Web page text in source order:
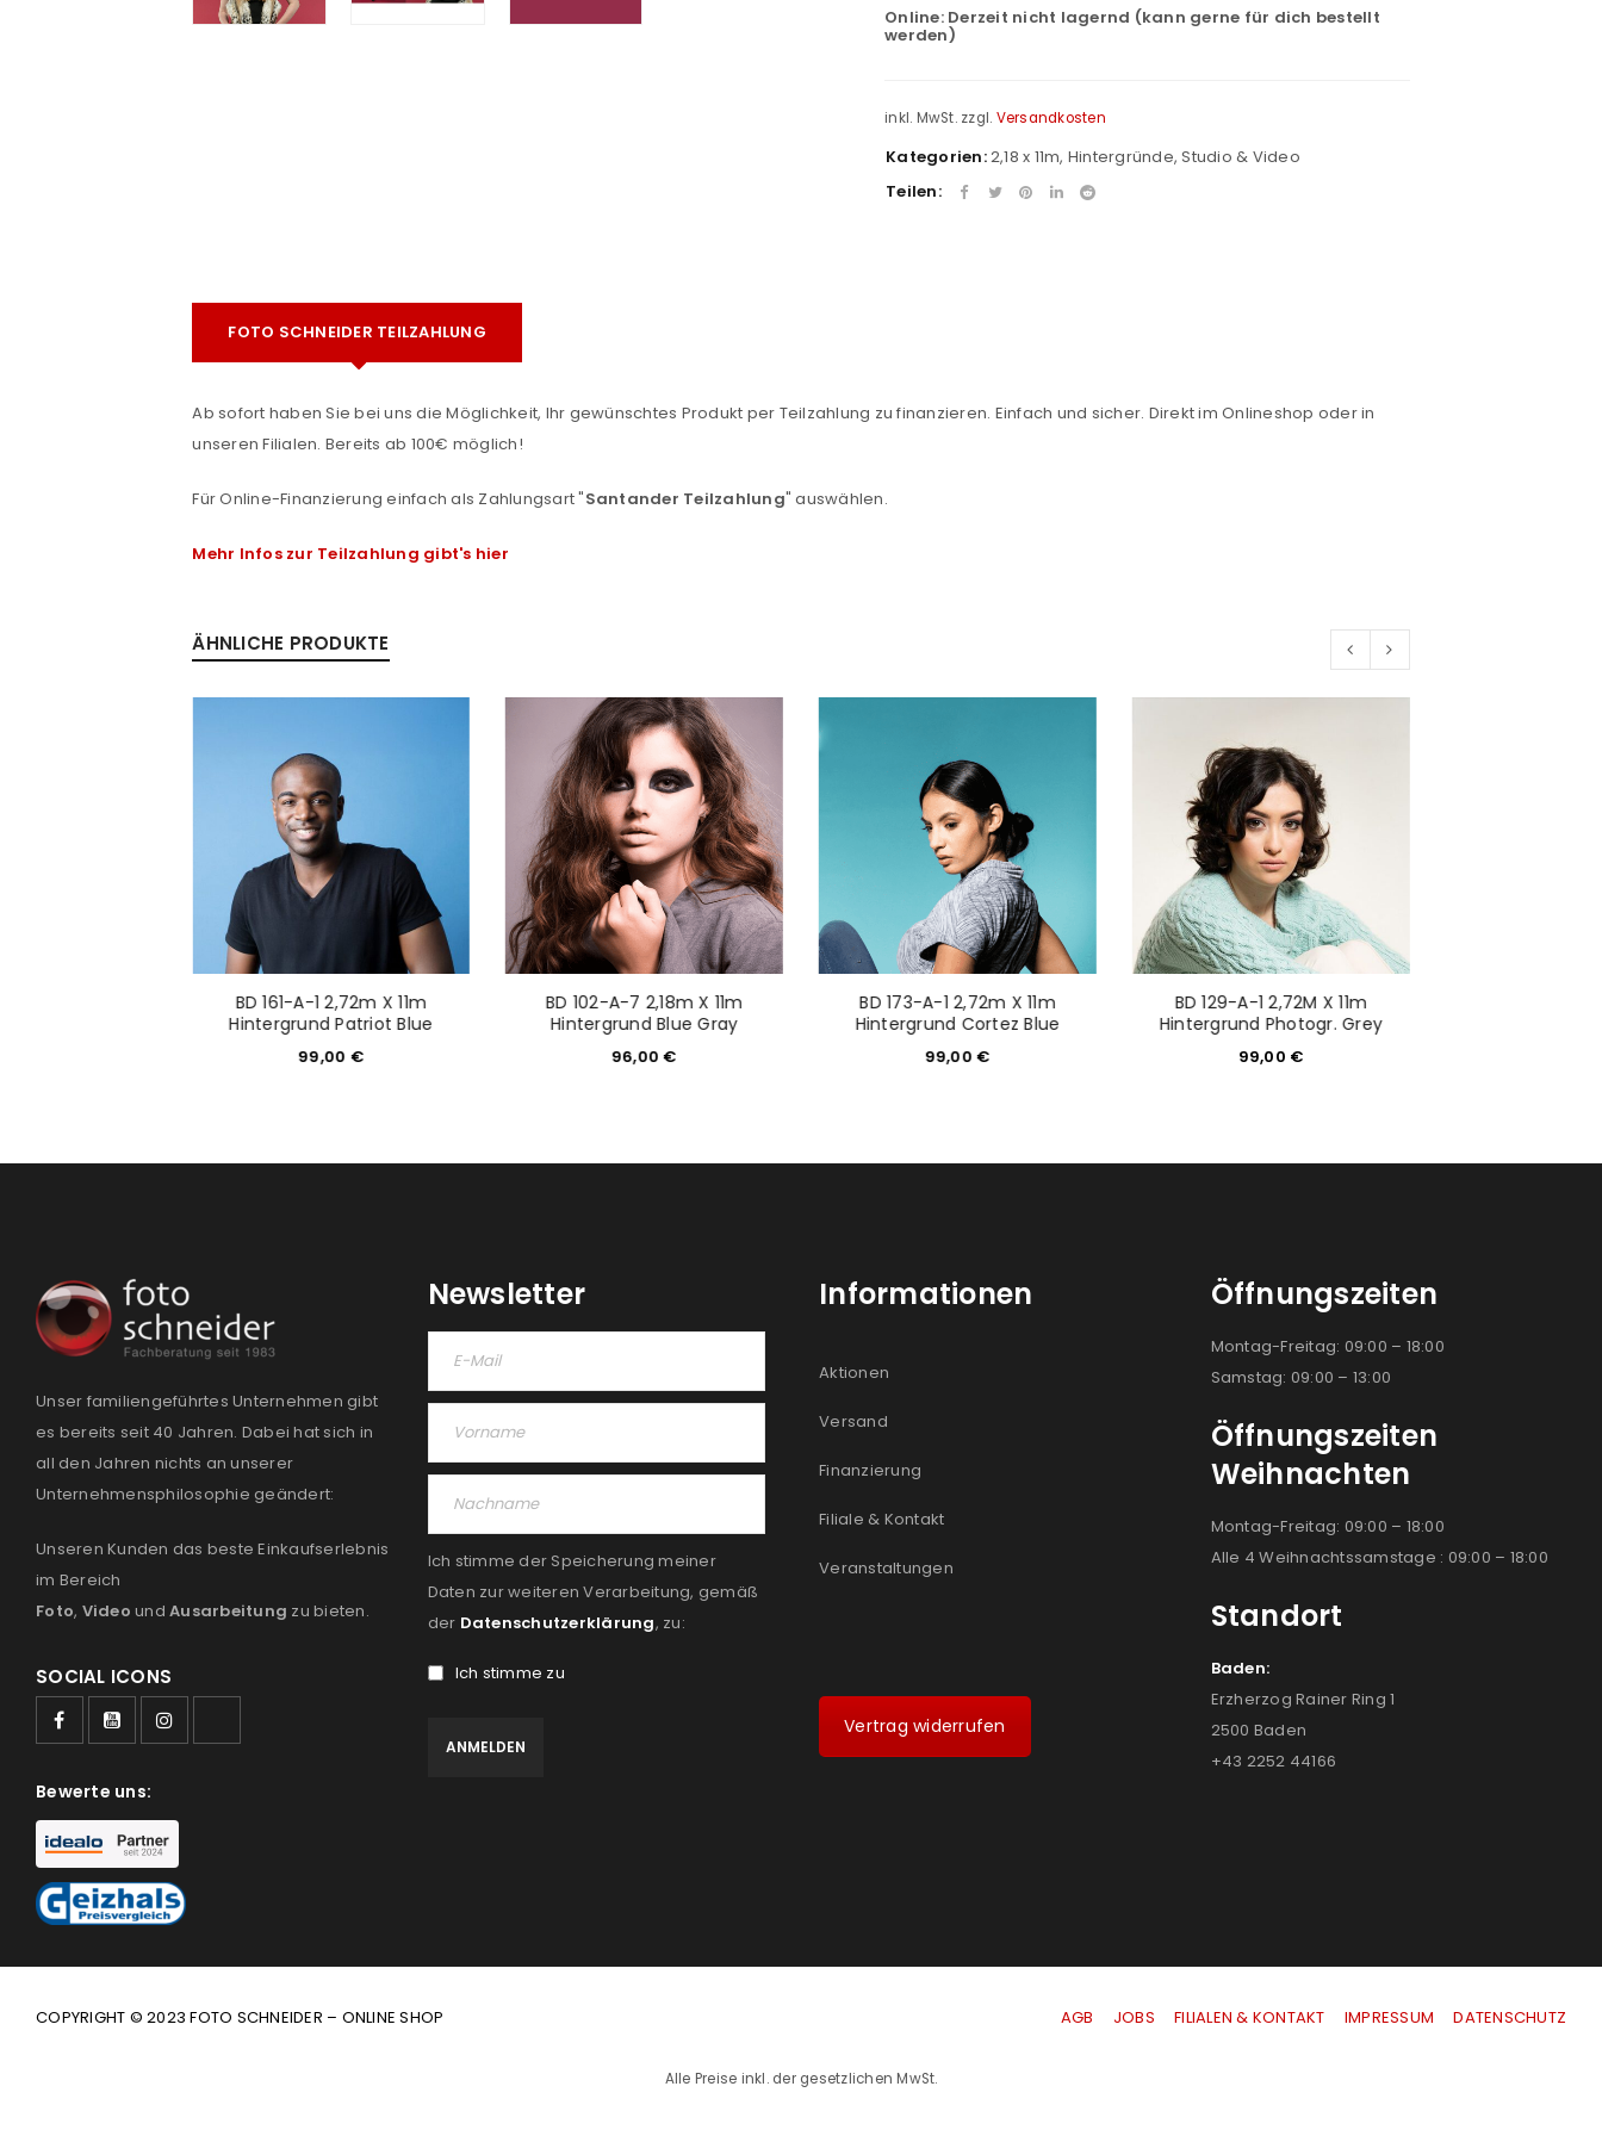
Benutzername oder E-Mail-Adresse*
Anmeldeformular geschützt durch
PASSWORT VERGESSEN?
E-Mail-Adresse*
Ja, ich möchte ein Kundenkonto eröffnen und akzeptiere die
Datenschutzerklärung.
REGISTRIEREN
Online: Derzeit nicht lagernd (kann gerne für dich bestellt
werden)
inkl. MwSt. zzgl. Versandkosten
Kategorien:2,18 x 11m, Hintergründe,Studio & Video
Teilen:
FOTO SCHNEIDER TEILZAHLUNG
Ab sofort haben Sie bei uns die Möglichkeit, Ihr gewünschtes Produkt per Teilzahlung zu finanzieren. Einfach und sicher. Direkt im Onlineshop oder in
unseren Filialen. Bereits ab 100€ möglich!
Für Online-Finanzierung einfach als Zahlungsart "Santander Teilzahlung" auswählen.
Mehr Infos zur Teilzahlung gibt's hier
ÄHNLICHE PRODUKTE
BD 161-A-1 2,72m X 11m
Hintergrund Patriot Blue
99,00 €
BD 102-A-7 2,18m X 11m
Hintergrund Blue Gray
96,00€
BD 173-A-1 2,72m X 11m
Hintergrund Cortez Blue
99,00€
BD 129-A-1 2,72M X 11m
Hintergrund Photogr. Grey
99,00 €
Unser familiengeführtes Unternehmen gibt
es bereits seit 40 Jahren. Dabei hat sich in
all den Jahren nichts an unserer
Unternehmensphilosophie geändert:
Unseren Kunden das beste Einkaufserlebnis
im Bereich
Foto, Video und Ausarbeitung zu bieten.
SOCIAL ICONS
Bewerte uns:
Newsletter
Ich stimme der Speicherung meiner
Daten zur weiteren Verarbeitung, gemäß
der Datenschutzerklärung, zu:
Ich stimme zu
Informationen
Aktionen
Versand
Finanzierung
Filiale & Kontakt
Veranstaltungen
Vertrag widerrufen
Öffnungszeiten
Montag-Freitag: 09:00 – 18:00
Samstag: 09:00 – 13:00
Öffnungszeiten
Weihnachten
Montag-Freitag: 09:00 – 18:00
Alle 4 Weihnachtssamstage : 09:00 – 18:00
Standort
Baden:
Erzherzog Rainer Ring 1
2500 Baden
+43 2252 44166
COPYRIGHT © 2023 FOTO SCHNEIDER – ONLINE SHOP AGB JOBS FILIALEN & KONTAKT IMPRESSUM |DATENSCHUTZ
Alle Preise inkl. der gesetzlichen MwSt.